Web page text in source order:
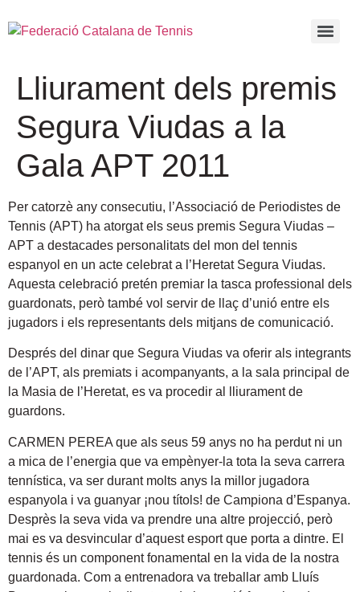
Lliurament dels premis
Segura Viudas a la
Gala APT 2011
Per catorzè any consecutiu, l’Associació de Periodistes de
Tennis (APT) ha atorgat els seus premis Segura Viudas –
APT a destacades personalitats del mon del tennis
espanyol en un acte celebrat a l’Heretat Segura Viudas.
Aquesta celebració pretén premiar la tasca professional dels
guardonats, però també vol servir de llaç d’unió entre els
jugadors i els representants dels mitjans de comunicació.
Després del dinar que Segura Viudas va oferir als integrants
de l’APT, als premiats i acompanyants, a la sala principal de
la Masia de l’Heretat, es va procedir al lliurament de
guardons.
CARMEN PEREA que als seus 59 anys no ha perdut ni un
a mica de l’energia que va empènyer-la tota la seva carrera
tennística, va ser durant molts anys la millor jugadora
espanyola i va guanyar ¡nou títols! de Campiona d’Espanya.
Desprès la seva vida va prendre una altre projecció, però
mai es va desvincular d’aquest esport que porta a dintre. El
tennis és un component fonamental en la vida de la nostra
guardonada. Com a entrenadora va treballar amb Lluís